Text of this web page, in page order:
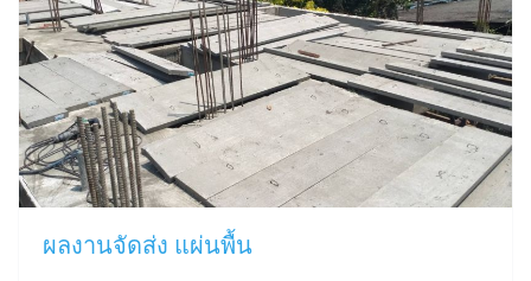
ผลงานจัดส่ง แผ่นพื้น